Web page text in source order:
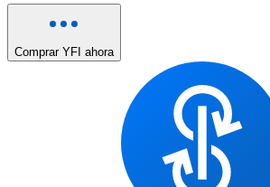
Comprar YFI ahora